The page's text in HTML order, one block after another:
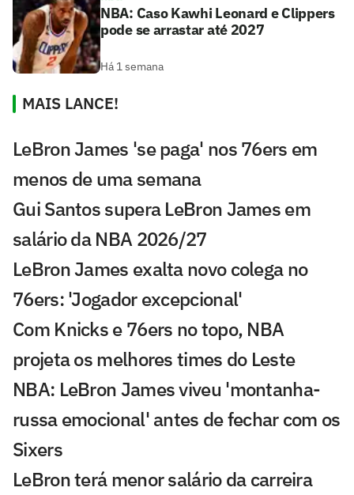
NBA: Caso Kawhi Leonard e Clippers
pode se arrastar até 2027
Há 1 semana
MAIS LANCE!
LeBron James 'se paga' nos 76ers em
menos de uma semana
Gui Santos supera LeBron James em
salário da NBA 2026/27
LeBron James exalta novo colega no
76ers: 'Jogador excepcional'
Com Knicks e 76ers no topo, NBA
projeta os melhores times do Leste
NBA: LeBron James viveu 'montanha-
russa emocional' antes de fechar com os
Sixers
LeBron terá menor salário da carreira